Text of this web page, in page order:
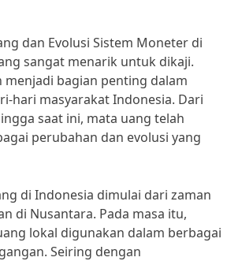
dan Evolusi Sistem Moneter di
sangat menarik untuk dikaji.
menjadi bagian penting dalam
hari masyarakat Indonesia. Dari
saat ini, mata uang telah
perubahan dan evolusi yang
di Indonesia dimulai dari zaman
di Nusantara. Pada masa itu,
lokal digunakan dalam berbagai
Seiring dengan